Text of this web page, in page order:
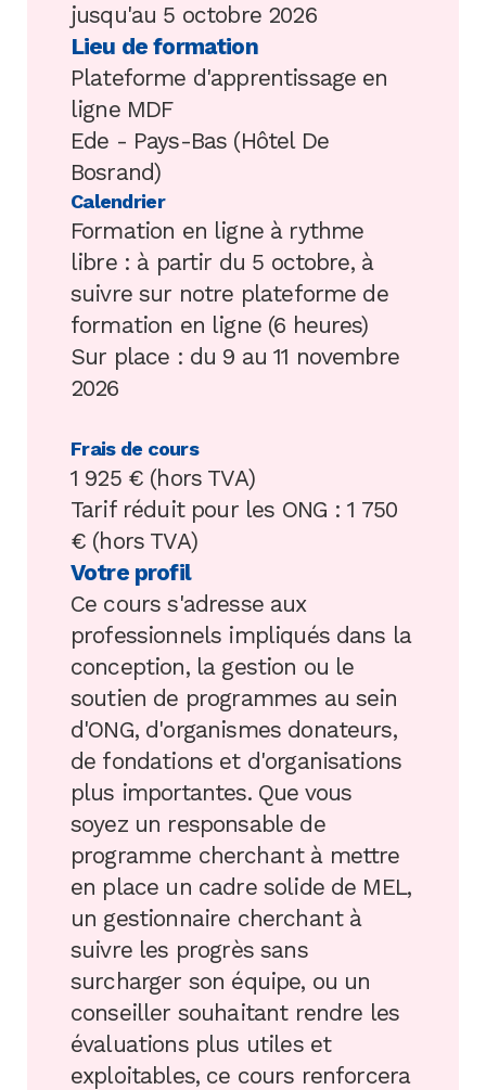
jusqu'au 5 octobre 2026
Lieu de formation
Plateforme d'apprentissage en
ligne MDF
Ede - Pays-Bas (Hôtel De
Bosrand)
Calendrier
Formation en ligne à rythme
libre : à partir du 5 octobre, à
suivre sur notre plateforme de
formation en ligne (6 heures)
Sur place : du 9 au 11 novembre
2026
Frais de cours
1 925 € (hors TVA)
Tarif réduit pour les ONG : 1 750
€ (hors TVA)
Votre profil
Ce cours s'adresse aux
professionnels impliqués dans la
conception, la gestion ou le
soutien de programmes au sein
d'ONG, d'organismes donateurs,
de fondations et d'organisations
plus importantes. Que vous
soyez un responsable de
programme cherchant à mettre
en place un cadre solide de MEL,
un gestionnaire cherchant à
suivre les progrès sans
surcharger son équipe, ou un
conseiller souhaitant rendre les
évaluations plus utiles et
exploitables, ce cours renforcera